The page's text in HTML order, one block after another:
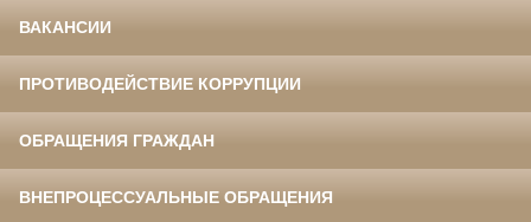
ВАКАНСИИ
ПРОТИВОДЕЙСТВИЕ КОРРУПЦИИ
ОБРАЩЕНИЯ ГРАЖДАН
ВНЕПРОЦЕССУАЛЬНЫЕ ОБРАЩЕНИЯ